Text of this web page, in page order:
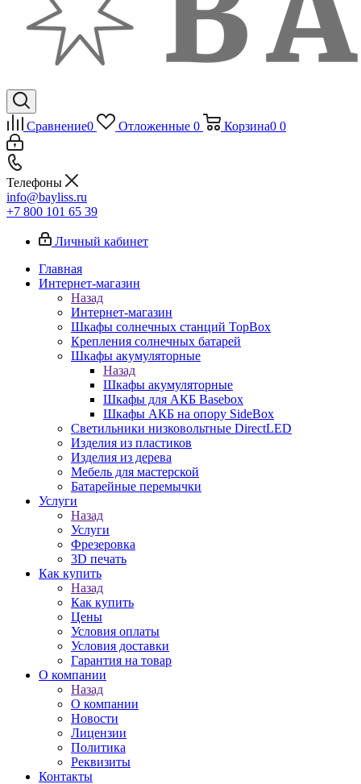
Сравнение0 Отложенные 0 Корзина0 0
Телефоны
info@bayliss.ru
+7 800 101 65 39
Личный кабинет
Главная
Интернет-магазин
Назад
Интернет-магазин
Шкафы солнечных станций TopBox
Крепления солнечных батарей
Шкафы акумуляторные
Назад
Шкафы акумуляторные
Шкафы для АКБ Basebox
Шкафы АКБ на опору SideBox
Светильники низковольтные DirectLED
Изделия из пластиков
Изделия из дерева
Мебель для мастерской
Батарейные перемычки
Услуги
Назад
Услуги
Фрезеровка
3D печать
Как купить
Назад
Как купить
Цены
Условия оплаты
Условия доставки
Гарантия на товар
О компании
Назад
О компании
Новости
Лицензии
Политика
Реквизиты
Контакты